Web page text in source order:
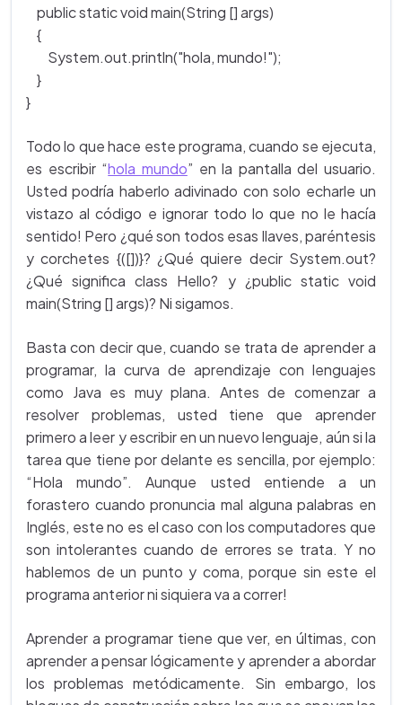
public static void main(String [] args)
{
System.out.println("hola, mundo!");
}
}
Todo lo que hace este programa, cuando se ejecuta,
es escribir “hola mundo” en la pantalla del usuario.
Usted podría haberlo adivinado con solo echarle un
vistazo al código e ignorar todo lo que no le hacía
sentido! Pero ¿qué son todos esas llaves, paréntesis
y corchetes {([])}? ¿Qué quiere decir System.out?
¿Qué significa class Hello? y ¿public static void
main(String [] args)? Ni sigamos.
Basta con decir que, cuando se trata de aprender a
programar, la curva de aprendizaje con lenguajes
como Java es muy plana. Antes de comenzar a
resolver problemas, usted tiene que aprender
primero a leer y escribir en un nuevo lenguaje, aún si la
tarea que tiene por delante es sencilla, por ejemplo:
“Hola mundo”. Aunque usted entiende a un
forastero cuando pronuncia mal alguna palabras en
Inglés, este no es el caso con los computadores que
son intolerantes cuando de errores se trata. Y no
hablemos de un punto y coma, porque sin este el
programa anterior ni siquiera va a correr!
Aprender a programar tiene que ver, en últimas, con
aprender a pensar lógicamente y aprender a abordar
los problemas metódicamente. Sin embargo, los